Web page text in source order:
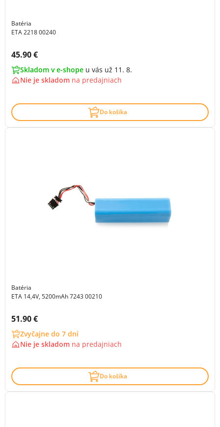
Batéria
ETA 2218 00240
Cena s DPH:
45.90 €
Skladom v e-shope u vás už 11. 8.
Nie je skladom na predajniach
Do košíka
Batéria
ETA 14,4V, 5200mAh 7243 00210
Cena s DPH:
51.90 €
Zvyčajne do 7 dní
Nie je skladom na predajniach
Do košíka